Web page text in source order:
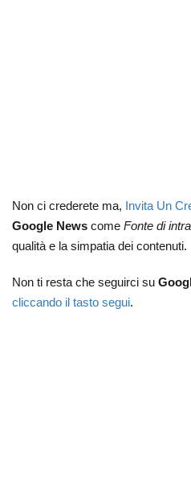
Non ci crederete ma, Invita Un
Google News come Fonte di
qualità e la simpatia dei contenuti.
Non ti resta che seguirci su
cliccando il tasto segui.